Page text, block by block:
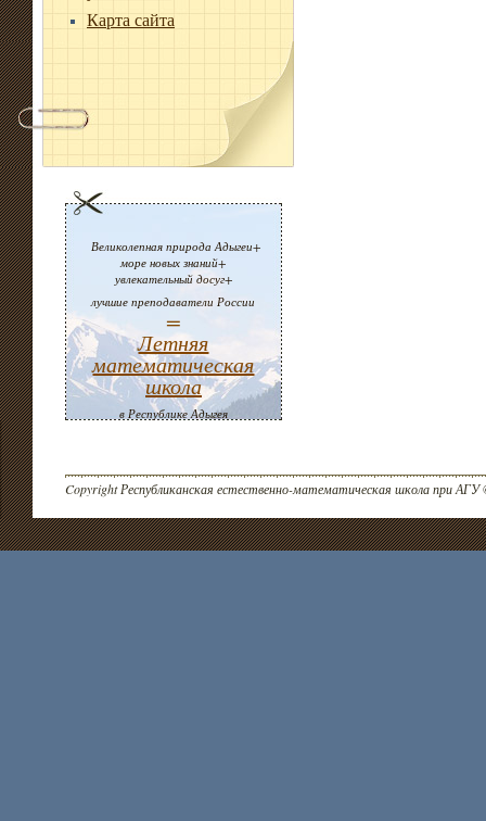
Карта сайта
Великолепная природа Адыгеи+
море новых знаний+
увлекательный досуг+
лучшие преподаватели России
=
Летняя
математическая
школа
в Республике Адыгея
Copyright Республиканская естественно-математическая школа при АГУ